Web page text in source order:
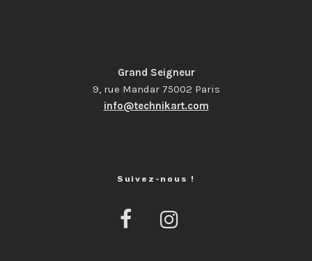
Grand Seigneur
9, rue Mandar 75002 Paris
info@technikart.com
Suivez-nous !